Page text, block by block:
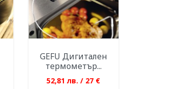
GEFU Дигитален
термометър...
52,81 лв. / 27 €